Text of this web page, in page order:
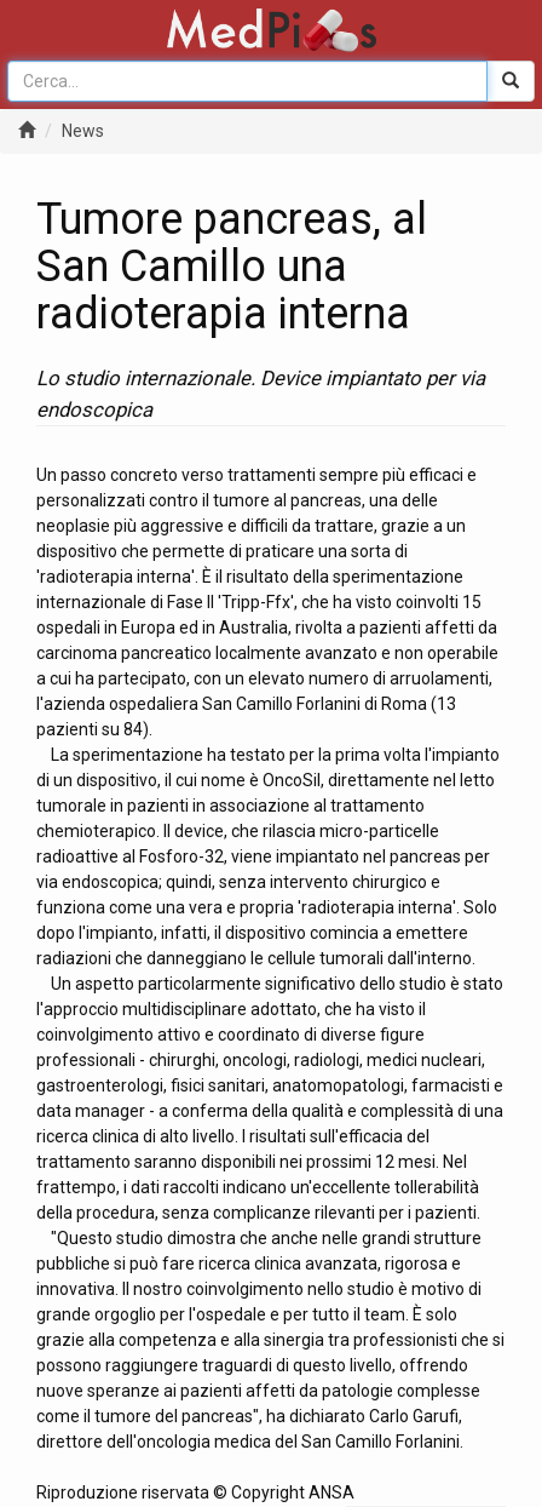
News
Tumore pancreas, al
San Camillo una
radioterapia interna
Lo studio internazionale. Device impiantato per via
endoscopica
Un passo concreto verso trattamenti sempre più efficaci e
personalizzati contro il tumore al pancreas, una delle
neoplasie più aggressive e difficili da trattare, grazie a un
dispositivo che permette di praticare una sorta di
'radioterapia interna'. È il risultato della sperimentazione
internazionale di Fase II 'Tripp-Ffx', che ha visto coinvolti 15
ospedali in Europa ed in Australia, rivolta a pazienti affetti da
carcinoma pancreatico localmente avanzato e non operabile
a cui ha partecipato, con un elevato numero di arruolamenti,
l'azienda ospedaliera San Camillo Forlanini di Roma (13
pazienti su 84).
La sperimentazione ha testato per la prima volta l'impianto
di un dispositivo, il cui nome è OncoSil, direttamente nel letto
tumorale in pazienti in associazione al trattamento
chemioterapico. Il device, che rilascia micro-particelle
radioattive al Fosforo-32, viene impiantato nel pancreas per
via endoscopica; quindi, senza intervento chirurgico e
funziona come una vera e propria 'radioterapia interna'. Solo
dopo l'impianto, infatti, il dispositivo comincia a emettere
radiazioni che danneggiano le cellule tumorali dall'interno.
Un aspetto particolarmente significativo dello studio è stato
l'approccio multidisciplinare adottato, che ha visto il
coinvolgimento attivo e coordinato di diverse figure
professionali - chirurghi, oncologi, radiologi, medici nucleari,
gastroenterologi, fisici sanitari, anatomopatologi, farmacisti e
data manager - a conferma della qualità e complessità di una
ricerca clinica di alto livello. I risultati sull'efficacia del
trattamento saranno disponibili nei prossimi 12 mesi. Nel
frattempo, i dati raccolti indicano un'eccellente tollerabilità
della procedura, senza complicanze rilevanti per i pazienti.
"Questo studio dimostra che anche nelle grandi strutture
pubbliche si può fare ricerca clinica avanzata, rigorosa e
innovativa. Il nostro coinvolgimento nello studio è motivo di
grande orgoglio per l'ospedale e per tutto il team. È solo
grazie alla competenza e alla sinergia tra professionisti che si
possono raggiungere traguardi di questo livello, offrendo
nuove speranze ai pazienti affetti da patologie complesse
come il tumore del pancreas", ha dichiarato Carlo Garufi,
direttore dell'oncologia medica del San Camillo Forlanini.
Riproduzione riservata © Copyright ANSA